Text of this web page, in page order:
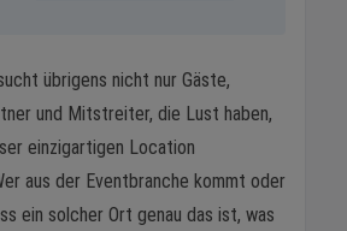
übrigens nicht nur Gäste,
und Mitstreiter, die Lust haben,
einzigartigen Location
aus der Eventbranche kommt oder
ein solcher Ort genau das ist, was